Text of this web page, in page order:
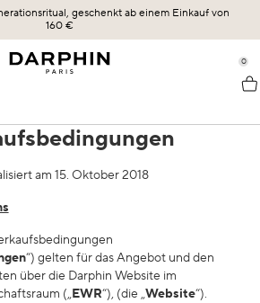
geschenkt ab einem Einkauf von
160 €
0
BESTSELLER
HAUTPFLEGE
SPF-Schutz
KOLLEKTIONEN
ERBE
am 15. Oktober 2018
“) gelten für das Angebot und den
über die Darphin Website im
(„EWR“), (die „Website“).